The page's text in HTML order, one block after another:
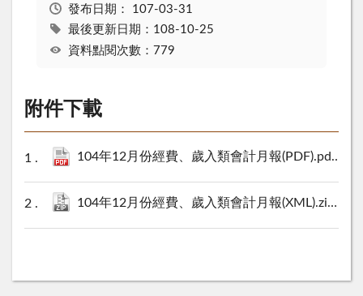
發布日期： 107-03-31
最後更新日期：108-10-25
資料點閱次數：779
附件下載
104年12月份經費、歲入類會計月報(PDF).pdf
104年12月份經費、歲入類會計月報(XML).zip